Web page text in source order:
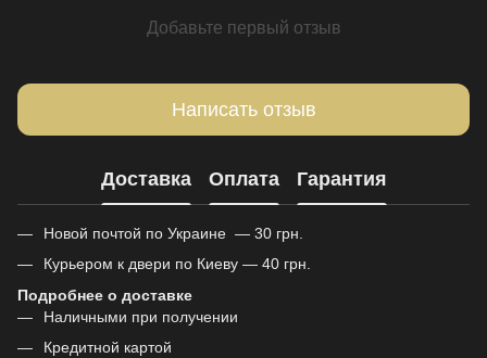
Добавьте первый отзыв
Написать отзыв
Доставка Оплата Гарантия
Новой почтой по Украине — 30 грн.
Курьером к двери по Киеву — 40 грн.
Подробнее о доставке
Наличными при получении
Кредитной картой